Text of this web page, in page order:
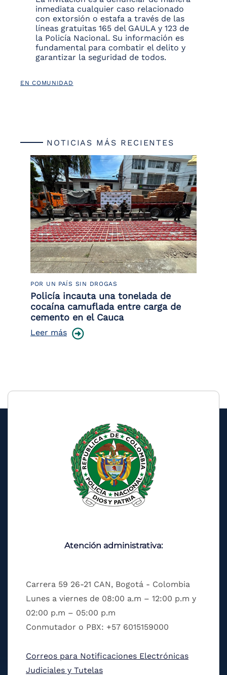
inmediata cualquier caso relacionado
con extorsión o estafa a través de las
líneas gratuitas 165 del GAULA y 123 de
la Policía Nacional. Su información es
fundamental para combatir el delito y
garantizar la seguridad de todos.
EN COMUNIDAD
NOTICIAS MÁS RECIENTES
POR UN PAÍS SIN DROGAS
Policía incauta una tonelada de
cocaína camuflada entre carga de
cemento en el Cauca
Leer más
Atención administrativa:
Carrera 59 26-21 CAN, Bogotá - Colombia
Lunes a viernes de 08:00 a.m – 12:00 p.m y
02:00 p.m – 05:00 p.m
Conmutador o PBX: +57 6015159000
Correos para Notificaciones Electrónicas
Judiciales y Tutelas